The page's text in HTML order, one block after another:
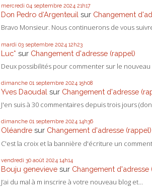
mercredi 04 septembre 2024 21h17
Don Pedro d‘Argenteuil sur Changement
Bravo Monsieur. Nous continuerons de vous
mardi 03 septembre 2024 12h23
Luc* sur Changement d'adresse (rappel)
Deux possibilités pour commenter sur le nouveau
dimanche 01 septembre 2024 15h08
Yves Daoudal sur Changement d'adresse
J'en suis à 30 commentaires depuis trois jours
dimanche 01 septembre 2024 14h36
Oléandre sur Changement d'adresse (rappel)
C'est la croix et la bannière d'écriture un
vendredi 30 août 2024 14h14
Bouju genevieve sur Changement d'adresse
J’ai du mal à m inscrire à votre nouveau blog et...